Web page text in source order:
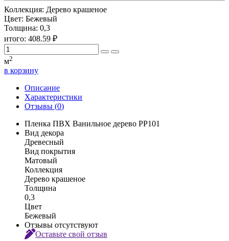
Коллекция: Дерево крашеное
Цвет: Бежевый
Толщина: 0,3
итого: 408.59 ₽
м2
в корзину
Описание
Характеристики
Отзывы (0)
Пленка ПВХ Ванильное дерево PP101
Вид декора
Древесный
Вид покрытия
Матовый
Коллекция
Дерево крашеное
Толщина
0,3
Цвет
Бежевый
Отзывы отсутствуют
Оставьте свой отзыв